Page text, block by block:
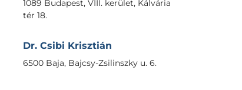
1089 Budapest, VIII. kerület, Kálvária
tér 18.
Dr. Csibi Krisztián
6500 Baja, Bajcsy-Zsilinszky u. 6.